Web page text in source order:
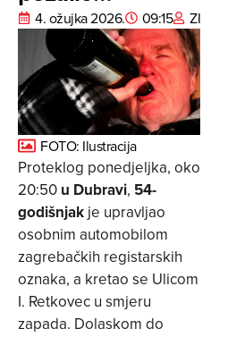
4. ožujka 2026. 09:15 ZI
FOTO: Ilustracija
Proteklog ponedjeljka, oko
20:50 u Dubravi, 54-
godišnjak je upravljao
osobnim automobilom
zagrebačkih registarskih
oznaka, a kretao se Ulicom
I. Retkovec u smjeru
zapada. Dolaskom do